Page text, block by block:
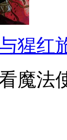
猩红
魔法